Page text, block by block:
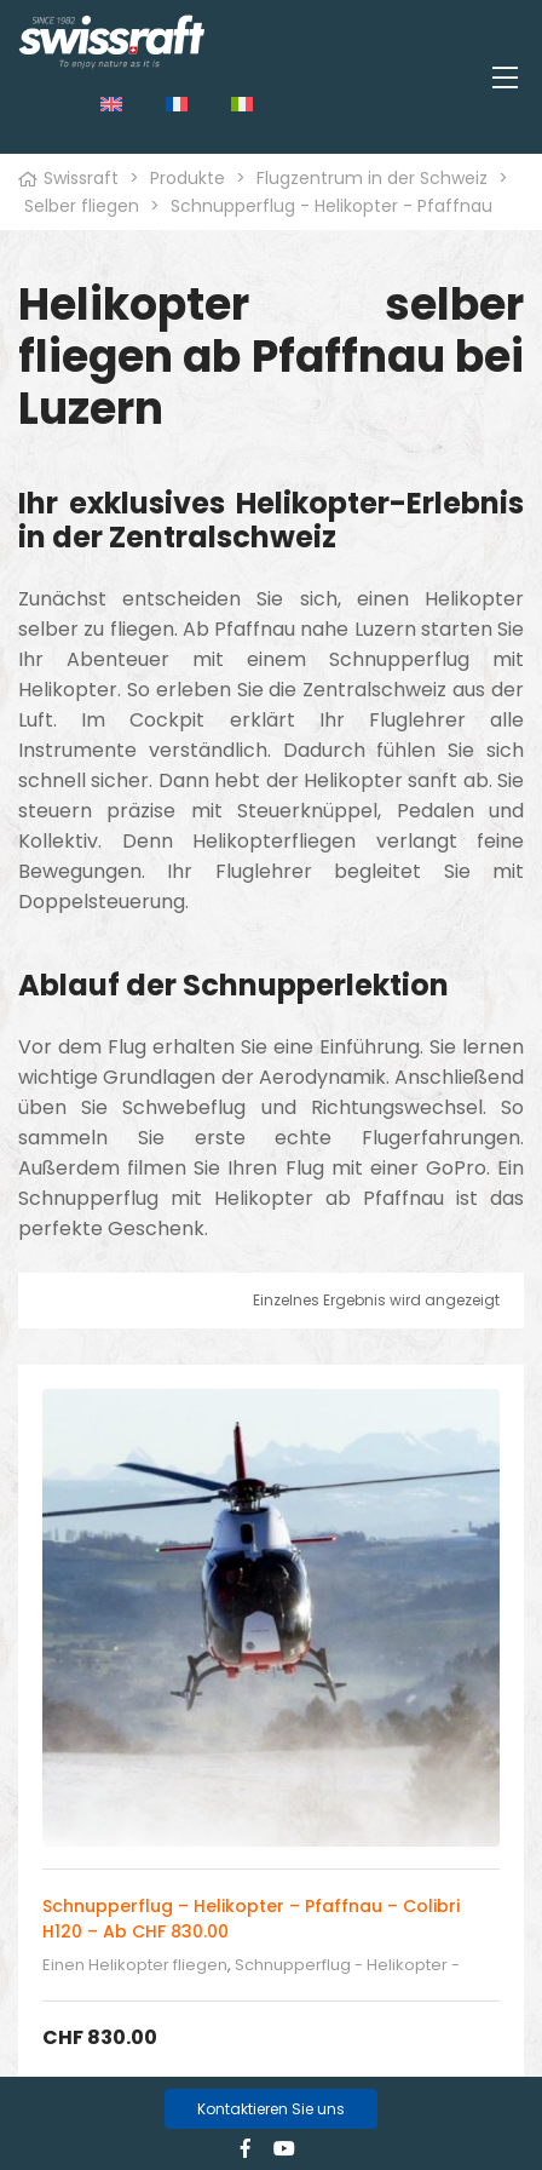
Swissraft > Produkte > Flugzentrum in der Schweiz >
Selber fliegen > Schnupperflug - Helikopter - Pfaffnau
Helikopter selber
fliegen ab Pfaffnau bei
Luzern
Ihr exklusives Helikopter-Erlebnis
in der Zentralschweiz
Zunächst entscheiden Sie sich, einen Helikopter
selber zu fliegen. Ab Pfaffnau nahe Luzernstarten Sie
Ihr Abenteuer mit einem Schnupperflug mit
Helikopter. So erleben Sie die Zentralschweiz aus der
Luft. Im Cockpit erklärt Ihr Fluglehrer alle
Instrumente verständlich. Dadurch fühlen Sie sich
schnell sicher. Dann hebt der Helikopter sanft ab. Sie
steuern präzise mit Steuerknüppel, Pedalen und
Kollektiv. Denn Helikopterfliegen verlangt feine
Bewegungen. Ihr Fluglehrer begleitet Sie mit
Doppelsteuerung.
Ablauf der Schnupperlektion
Vor dem Flug erhalten Sie eine Einführung. Sie lernen
wichtige Grundlagen der Aerodynamik. Anschließend
üben Sie Schwebeflug und Richtungswechsel. So
sammeln Sie erste echte Flugerfahrungen.
Außerdem filmen Sie Ihren Flug mit einer GoPro. Ein
Schnupperflug mit Helikopter ab Pfaffnau ist das
perfekte Geschenk.
Einzelnes Ergebnis wird angezeigt
Schnupperflug – Helikopter – Pfaffnau – Colibri
H120 – Ab CHF 830.00
Einen Helikopter fliegen, Schnupperflug - Helikopter -
CHF830.00
Kontaktieren Sie uns